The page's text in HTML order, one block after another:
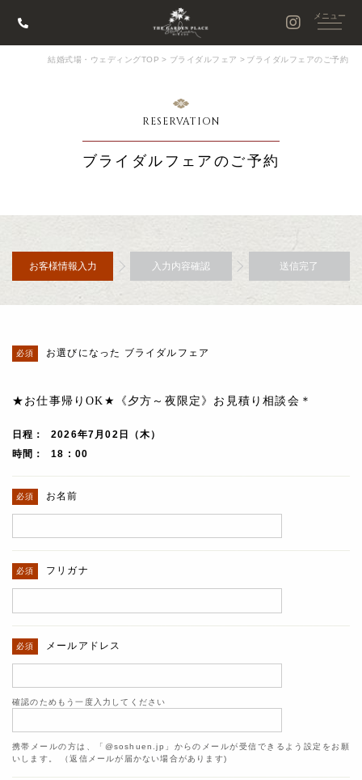
結婚式場・ウェディングTOP > ブライダルフェア > ブライダルフェアのご予約
RESERVATION
ブライダルフェアのご予約
お客様情報入力 入力内容確認 送信完了
お選びになった ブライダルフェア
★お仕事帰りOK★《夕方～夜限定》お見積り相談会＊
日程
2026年7月02日（木）
時間
18 : 00
お名前
フリガナ
メールアドレス
確認のためもう一度入力してください
携帯メールの方は、「@soshuen.jp」からのメールが受信できるよう設定をお願
いします。 （返信メールが届かない場合があります)